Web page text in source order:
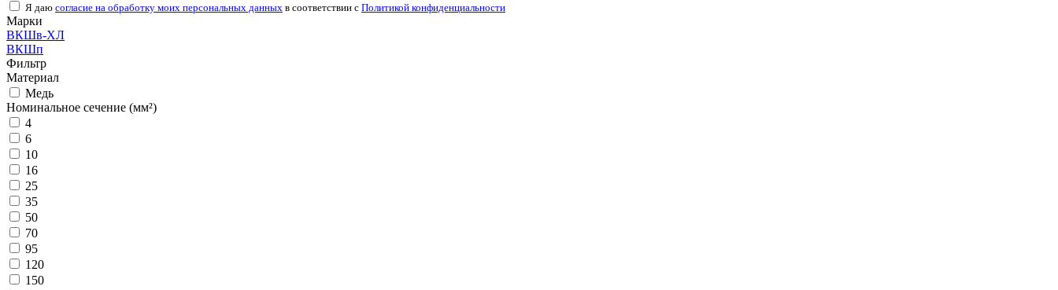
Я даю согласие на обработку моих персональных данных в соответствии с Политикой конфиденциальности
Марки
ВКШв-ХЛ
ВКШп
Фильтр
Материал
Медь
Номинальное сечение (мм²)
4
6
10
16
25
35
50
70
95
120
150